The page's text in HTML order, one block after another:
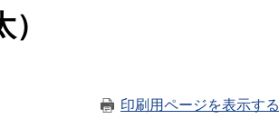
印刷用ページを表示する